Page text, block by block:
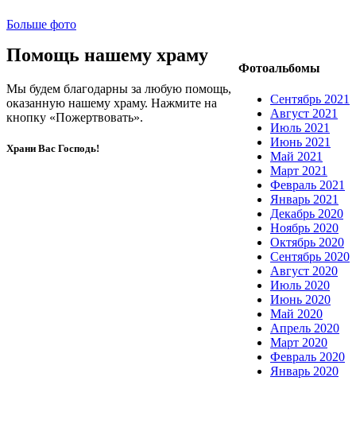
Больше фото
Фотоальбомы
Сентябрь 2021
Август 2021
Июль 2021
Июнь 2021
Май 2021
Март 2021
Февраль 2021
Январь 2021
Декабрь 2020
Ноябрь 2020
Октябрь 2020
Сентябрь 2020
Август 2020
Июль 2020
Июнь 2020
Май 2020
Апрель 2020
Март 2020
Февраль 2020
Январь 2020
Помощь нашему храму
Мы будем благодарны за любую помощь,
оказанную нашему храму. Нажмите на
кнопку «Пожертвовать».
Храни Вас Господь!